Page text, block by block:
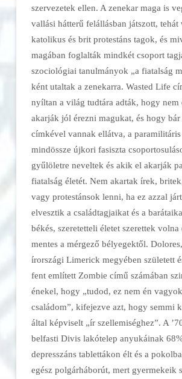
szervezetek ellen. A zenekar maga is
vallási hátterű felállásban játszott,
katolikus és brit protestáns tagok, és
magában foglalták mindkét csoport
szociológiai tanulmányok „a fiatalság
ként utaltak a zenekarra. Wasted Life
nyíltan a világ tudtára adták, hogy nem
akarják jól érezni magukat, és hogy
címkével vannak ellátva, a paramilitáris
mindössze újkori fasiszta
gyűlöletre neveltek és akik el akarják
fiatalság életét. Nem akartak írek,
vagy protestánsok lenni, ha ez azzal
elvesztik a családtagjaikat és a
békés, szeretetteli életet szerettek
mentes a mérgező bélyegektől.
írországi Limerick megyében született
fent említett Zombie című számában
énekel, hogy „tudod, ez nem én
családom”, kifejezve azt, hogy semmi
által képviselt „ír szellemiséghez”. A
belfasti Divis lakótelep anyukáinak
depresszáns tablettákon élt és a
egész polgárháborút, mert gyermekeik